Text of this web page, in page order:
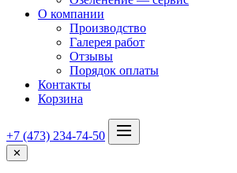
О компании
Производство
Галерея работ
Отзывы
Порядок оплаты
Контакты
Корзина
+7 (473) 234-74-50
✕